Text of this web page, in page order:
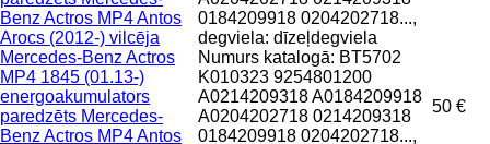
Benz Actros MP4 Antos
Arocs (2012-) vilcēja
0184209918 0204202718...,
degviela: dīzeļdegviela
Mercedes-Benz Actros
MP4 1845 (01.13-)
energoakumulators
paredzēts Mercedes-
Benz Actros MP4 Antos
Numurs katalogā: BT5702
K010323 9254801200
A0214209318 A0184209918
A0204202718 0214209318
0184209918 0204202718...,
50 €